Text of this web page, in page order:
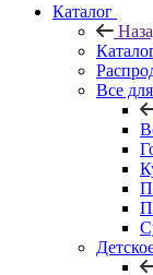
Каталог
Все